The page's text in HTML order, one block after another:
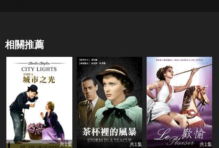
相關推薦
共1集 共1集 共1集